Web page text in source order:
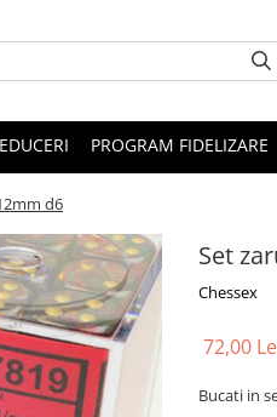
PROGRAM FIDELIZARE
d6
Set
Chessex
72,00
Bucati in